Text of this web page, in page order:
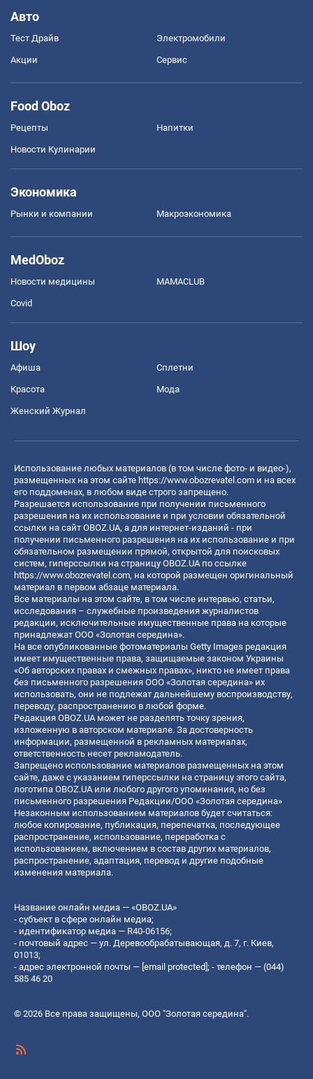
Авто
Тест Драйв Электромобили
Акции Сервис
Food Oboz
Рецепты Напитки
Новости Кулинарии
Экономика
Рынки и компании Mакроэкономика
MedOboz
Новости медицины MAMACLUB
Covid
Шоу
Афиша Сплетни
Красота Мода
Женский Журнал
Использование любых материалов (в том числе фото- и видео-),
размещенных на этом сайте https://www.obozrevatel.com и на всех
его поддоменах, в любом виде строго запрещено.
Разрешается использование при получении письменного
разрешения на их использование и при условии обязательной
ссылки на сайт OBOZ.UA, а для интернет-изданий - при
получении письменного разрешения на их использование и при
обязательном размещении прямой, открытой для поисковых
систем, гиперссылки на страницу OBOZ.UA по ссылке
https://www.obozrevatel.com, на которой размещен оригинальный
материал в первом абзаце материала.
Все материалы на этом сайте, в том числе интервью, статьи,
исследования – служебные произведения журналистов
редакции, исключительные имущественные права на которые
принадлежат ООО «Золотая середина».
На все опубликованные фотоматериалы Getty Images редакция
имеет имущественные права, защищаемые законом Украины
«Об авторских правах и смежных правах», никто не имеет права
без письменного разрешения ООО «Золотая середина» их
использовать, они не подлежат дальнейшему воспроизводству,
переводу, распространению в любой форме.
Редакция OBOZ.UA может не разделять точку зрения,
изложенную в авторском материале. За достоверность
информации, размещенной в рекламных материалах,
ответственность несет рекламодатель.
Запрещено использование материалов размещенных на этом
сайте, даже с указанием гиперссылки на страницу этого сайта,
логотипа OBOZ.UA или любого другого упоминания, но без
письменного разрешения Редакции/ООО «Золотая середина»
Незаконным использованием материалов будет считаться:
любое копирование, публикация, перепечатка, последующее
распространение, использование, переработка с
использованием, включением в состав других материалов,
распространение, адаптация, перевод и другие подобные
изменения материала.
Название онлайн медиа — «OBOZ.UA»
- субъект в сфере онлайн медиа;
- идентификатор медиа — R40-06156;
- почтовый адрес — ул. Деревообрабатывающая, д. 7, г. Киев,
01013;
- адрес электронной почты — [email protected]; - телефон — (044)
585 46 20
© 2026 Все права защищены, ООО "Золотая середина".